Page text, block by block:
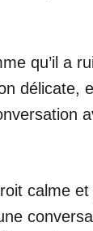
qu’il a
délicate,
calme